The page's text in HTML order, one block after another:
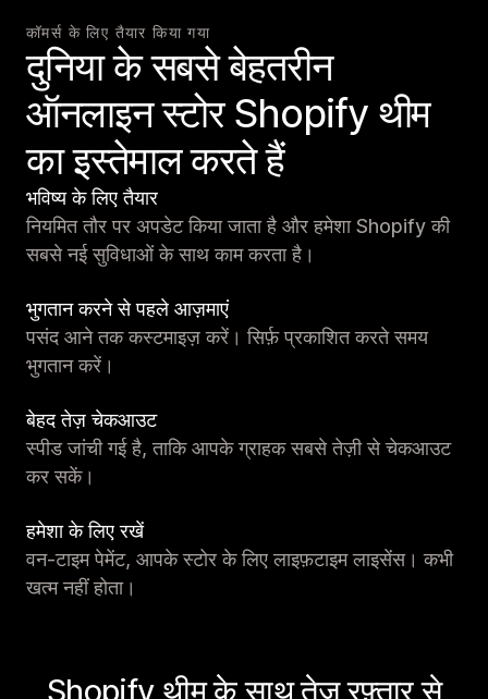
कॉमर्स के लिए तैयार किया गया
दुनिया के सबसे बेहतरीन
ऑनलाइन स्टोर Shopify थीम
का इस्तेमाल करते हैं
भविष्य के लिए तैयार
नियमित तौर पर अपडेट किया जाता है और हमेशा Shopify की
सबसे नई सुविधाओं के साथ काम करता है।
भुगतान करने से पहले आज़माएं
पसंद आने तक कस्टमाइज़ करें। सिर्फ़ प्रकाशित करते समय
भुगतान करें।
बेहद तेज़ चेकआउट
स्पीड जांची गई है, ताकि आपके ग्राहक सबसे तेज़ी से चेकआउट
कर सकें।
हमेशा के लिए रखें
वन-टाइम पेमेंट, आपके स्टोर के लिए लाइफ़टाइम लाइसेंस। कभी
खत्म नहीं होता।
Shopify थीम के साथ तेज़ रफ़्तार से